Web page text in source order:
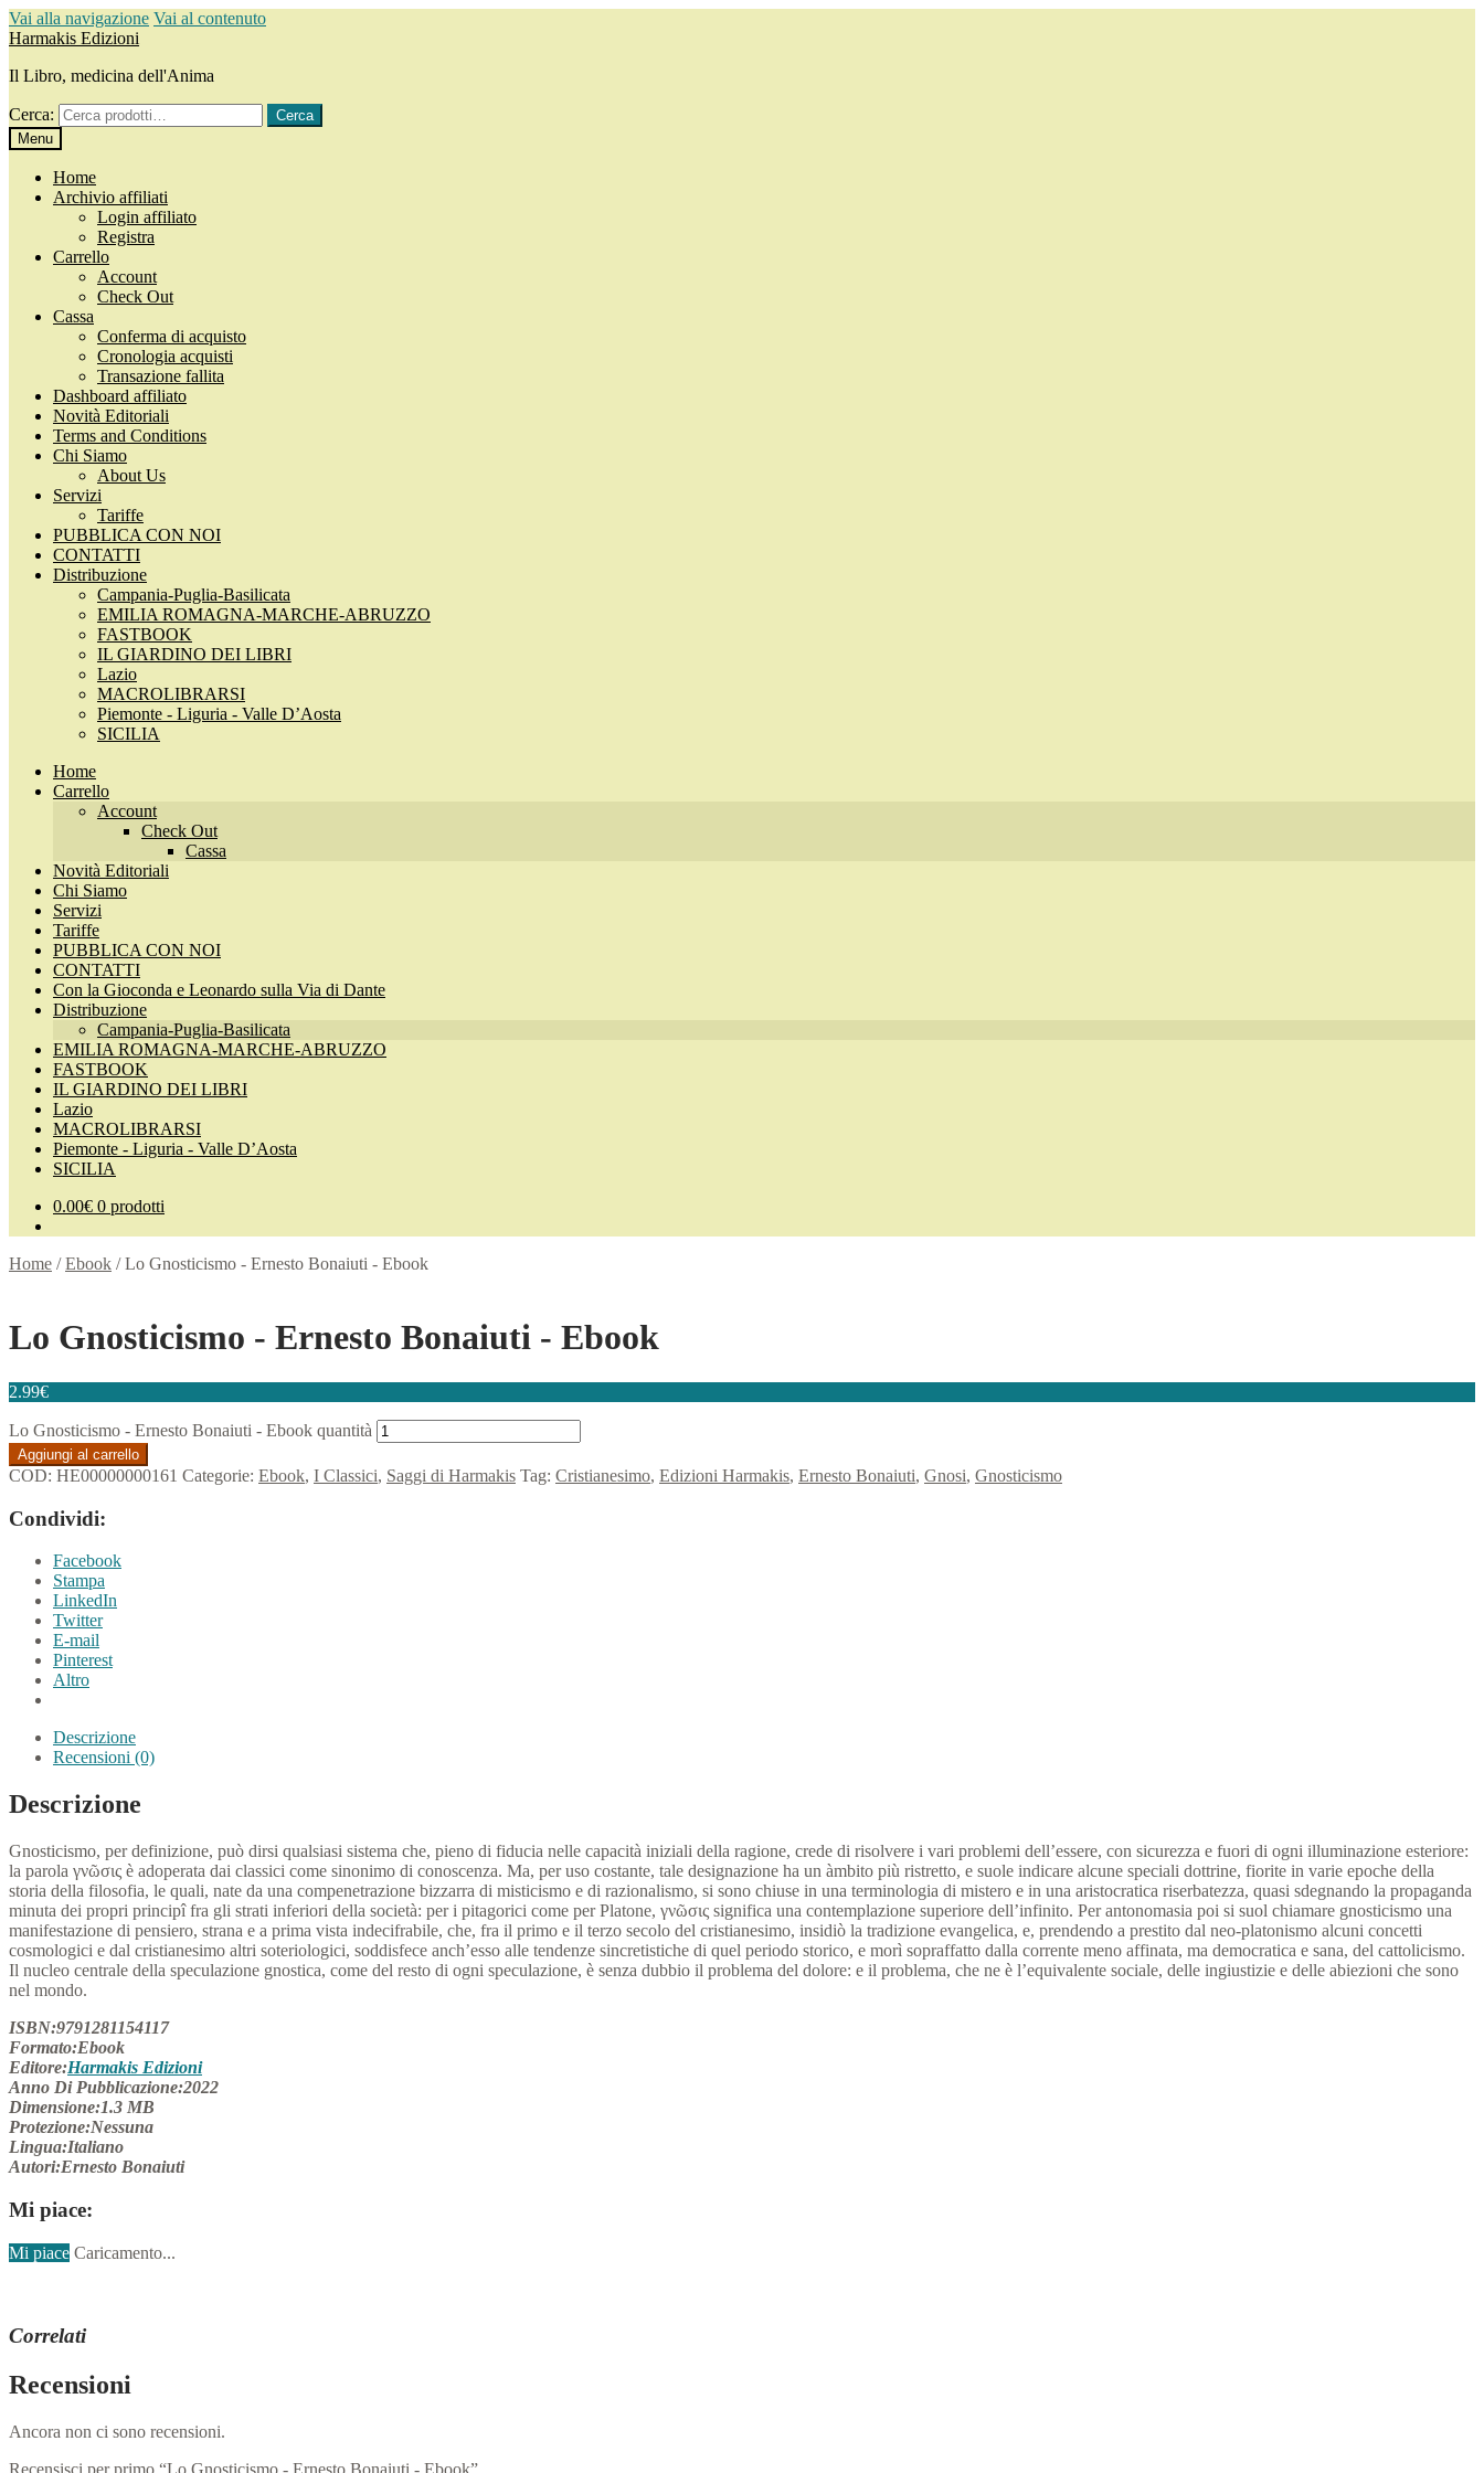
Vai alla navigazione Vai al contenuto
Harmakis Edizioni
Il Libro, medicina dell'Anima
Cerca:
Cerca
Menu
Home
Archivio affiliati
Login affiliato
Registra
Carrello
Account
Check Out
Cassa
Conferma di acquisto
Cronologia acquisti
Transazione fallita
Dashboard affiliato
Novità Editoriali
Terms and Conditions
Chi Siamo
About Us
Servizi
Tariffe
PUBBLICA CON NOI
CONTATTI
Distribuzione
Campania-Puglia-Basilicata
EMILIA ROMAGNA-MARCHE-ABRUZZO
FASTBOOK
IL GIARDINO DEI LIBRI
Lazio
MACROLIBRARSI
Piemonte - Liguria - Valle D’Aosta
SICILIA
Home
Carrello
Account
Check Out
Cassa
Novità Editoriali
Chi Siamo
Servizi
Tariffe
PUBBLICA CON NOI
CONTATTI
Con la Gioconda e Leonardo sulla Via di Dante
Distribuzione
Campania-Puglia-Basilicata
EMILIA ROMAGNA-MARCHE-ABRUZZO
FASTBOOK
IL GIARDINO DEI LIBRI
Lazio
MACROLIBRARSI
Piemonte - Liguria - Valle D’Aosta
SICILIA
0.00€ 0 prodotti
Home /Ebook /Lo Gnosticismo - Ernesto Bonaiuti - Ebook
Lo Gnosticismo - Ernesto Bonaiuti - Ebook
2.99€
Lo Gnosticismo - Ernesto Bonaiuti - Ebook quantità
Aggiungi al carrello
COD: HE00000000161 Categorie: Ebook, I Classici, Saggi di Harmakis Tag: Cristianesimo, Edizioni Harmakis, Ernesto Bonaiuti, Gnosi, Gnosticismo
Condividi:
Facebook
Stampa
LinkedIn
Twitter
E-mail
Pinterest
Altro
Descrizione
Recensioni (0)
Descrizione
Gnosticismo, per definizione, può dirsi qualsiasi sistema che, pieno di fiducia nelle capacità iniziali della ragione, crede di risolvere i vari problemi dell’essere, con sicurezza e fuori di ogni illuminazione esteriore:
la parola γνῶσις è adoperata dai classici come sinonimo di conoscenza. Ma, per uso costante, tale designazione ha un àmbito più ristretto, e suole indicare alcune speciali dottrine, fiorite in varie epoche della
storia della filosofia, le quali, nate da una compenetrazione bizzarra di misticismo e di razionalismo, si sono chiuse in una terminologia di mistero e in una aristocratica riserbatezza, quasi sdegnando la propaganda
minuta dei propri principî fra gli strati inferiori della società: per i pitagorici come per Platone, γνῶσις significa una contemplazione superiore dell’infinito. Per antonomasia poi si suol chiamare gnosticismo una
manifestazione di pensiero, strana e a prima vista indecifrabile, che, fra il primo e il terzo secolo del cristianesimo, insidiò la tradizione evangelica, e, prendendo a prestito dal neo-platonismo alcuni concetti
cosmologici e dal cristianesimo altri soteriologici, soddisfece anch’esso alle tendenze sincretistiche di quel periodo storico, e morì sopraffatto dalla corrente meno affinata, ma democratica e sana, del cattolicismo.
Il nucleo centrale della speculazione gnostica, come del resto di ogni speculazione, è senza dubbio il problema del dolore: e il problema, che ne è l’equivalente sociale, delle ingiustizie e delle abiezioni che sono
nel mondo.
ISBN:9791281154117
Formato:Ebook
Editore:Harmakis Edizioni
Anno Di Pubblicazione:2022
Dimensione:1.3 MB
Protezione:Nessuna
Lingua:Italiano
Autori:Ernesto Bonaiuti
Mi piace:
Mi piace Caricamento...
Correlati
Recensioni
Ancora non ci sono recensioni.
Recensisci per primo “Lo Gnosticismo - Ernesto Bonaiuti - Ebook”